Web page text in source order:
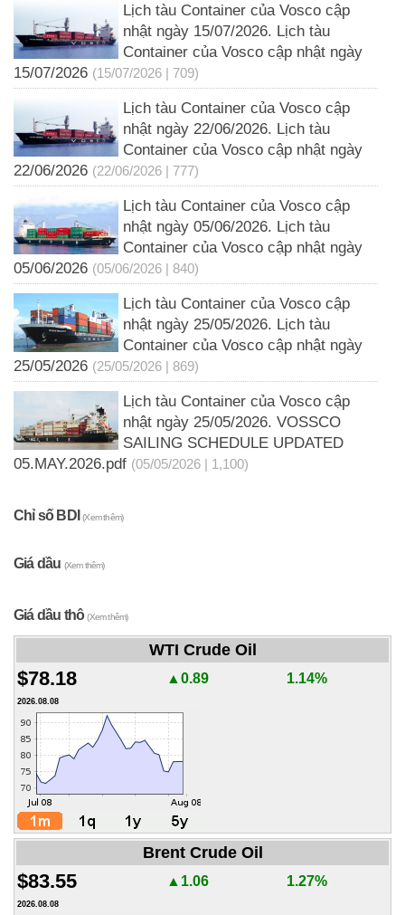
Lịch tàu Container của Vosco cập
nhật ngày 15/07/2026. Lịch tàu
Container của Vosco cập nhật ngày
15/07/2026 (15/07/2026 | 709)
Lịch tàu Container của Vosco cập
nhật ngày 22/06/2026. Lịch tàu
Container của Vosco cập nhật ngày
22/06/2026 (22/06/2026 | 777)
Lịch tàu Container của Vosco cập
nhật ngày 05/06/2026. Lịch tàu
Container của Vosco cập nhật ngày
05/06/2026 (05/06/2026 | 840)
Lịch tàu Container của Vosco cập
nhật ngày 25/05/2026. Lịch tàu
Container của Vosco cập nhật ngày
25/05/2026 (25/05/2026 | 869)
Lịch tàu Container của Vosco cập
nhật ngày 25/05/2026. VOSSCO
SAILING SCHEDULE UPDATED
05.MAY.2026.pdf (05/05/2026 | 1,100)
Chỉ số BDI(Xem thêm)
Giá dầu (Xem thêm)
Giá dầu thô(Xem thêm)
WTI Crude Oil
$78.18 ▲0.89 1.14%
2026.08.08
Brent Crude Oil
$83.55 ▲1.06 1.27%
2026.08.08